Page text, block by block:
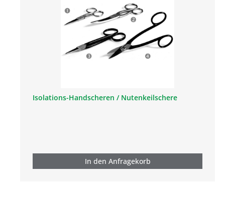
Isolations-Handscheren / Nutenkeilschere
In den Anfragekorb